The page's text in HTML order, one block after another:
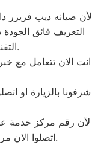
لأن صيانه ديب فريزر
التعريف فائق الجودة
التقنية عن مثيلاتها انها دايو.
انت الان تتعامل مع
شرفونا بالزيارة او
لأن رقم مركز خدمة
اتصلوا الان مركز صيانه دايو العصافرة مباشرة.